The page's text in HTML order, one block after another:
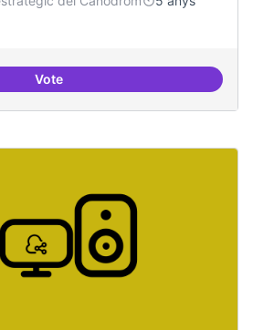
VoteUn espai d'utopies